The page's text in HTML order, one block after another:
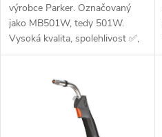
výrobce Parker. Označovaný
jako MB501W, tedy 501W.
Vysoká kvalita, spolehlivost ✅,
výdrž. Hořák s...